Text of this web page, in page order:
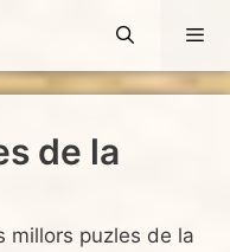
de la
millors puzles de la